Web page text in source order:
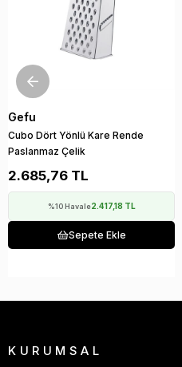
Gefu
Cubo Dört Yönlü Kare Rende
Paslanmaz Çelik
2.685,76 TL
%10 Havale2.417,18 TL
Sepete Ekle
KURUMSAL